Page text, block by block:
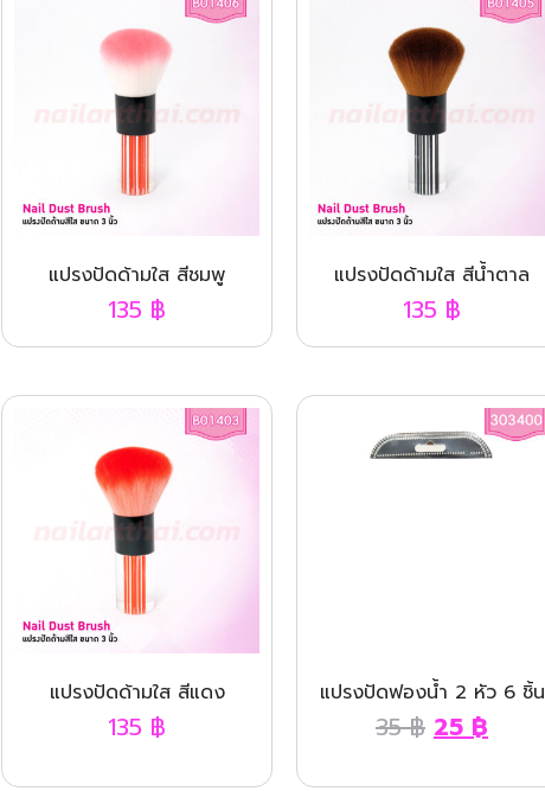
แปรงปัดด้ามใส สีชมพู
135 ฿
แปรงปัดด้ามใส สีน้ำตาล
135 ฿
แปรงปัดด้ามใส สีแดง
135 ฿
แปรงปัดฟองน้ำ 2 หัว 6 ชิ้น
35฿ 25฿